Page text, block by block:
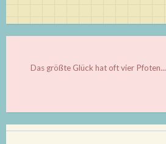
Das größte Glück hat oft vier Pfoten...